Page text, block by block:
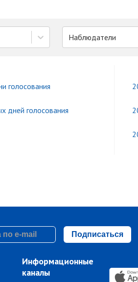
Наблюдатели
голосования
дней голосования
Подписаться
Информационные
каналы